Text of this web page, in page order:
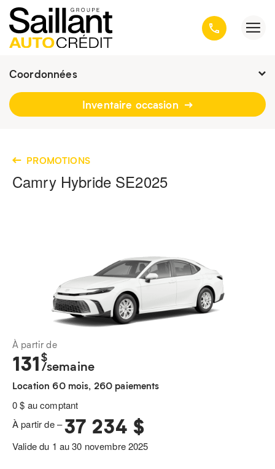
Coordonnées
9h - 16h30
Inventaire occasion
PROMOTIONS
Camry Hybride SE2025
À partir de
131$
/semaine
Location 60 mois, 260 paiements
0 $ au comptant
À partir de –37 234 $
Valide du 1 au 30 novembre 2025